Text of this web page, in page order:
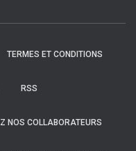
TERMES ET CONDITIONS
RSS
NOS COLLABORATEURS